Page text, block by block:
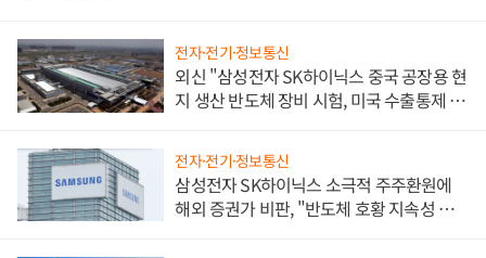
전자·전기·정보통신
외신 "삼성전자 SK하이닉스 중국 공장용 현
지 생산 반도체 장비 시험, 미국 수출통제 대
전자·전기·정보통신
삼성전자 SK하이닉스 소극적 주주환원에
해외 증권가 비판, "반도체 호황 지속성 의